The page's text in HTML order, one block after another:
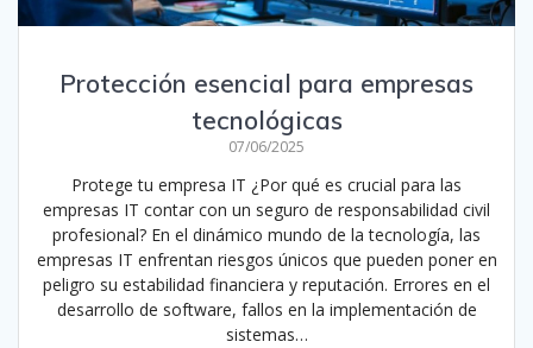
Protección esencial para empresas
tecnológicas
07/06/2025
Protege tu empresa IT ¿Por qué es crucial para las
empresas IT contar con un seguro de responsabilidad civil
profesional? En el dinámico mundo de la tecnología, las
empresas IT enfrentan riesgos únicos que pueden poner en
peligro su estabilidad financiera y reputación. Errores en el
desarrollo de software, fallos en la implementación de
sistemas…